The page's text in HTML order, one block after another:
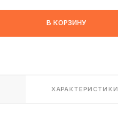
В КОРЗИНУ
ХАРАКТЕРИСТИКИ